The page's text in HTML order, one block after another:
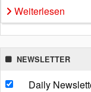
Weiterlesen
NEWSLETTER
Daily